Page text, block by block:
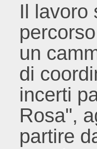
Il lavoro
un
di
incerti
Rosa",
partire